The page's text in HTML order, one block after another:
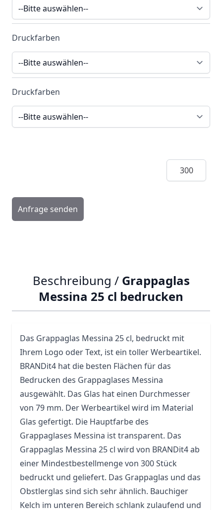
Druckfarben
Druckfarben
Menge
Anfrage senden
Beschreibung / Grappaglas
Messina 25 cl bedrucken
Das Grappaglas Messina 25 cl, bedruckt mit
Ihrem Logo oder Text, ist ein toller Werbeartikel.
BRANDit4 hat die besten Flächen für das
Bedrucken des Grappaglases Messina
ausgewählt. Das Glas hat einen Durchmesser
von 79 mm. Der Werbeartikel wird im Material
Glas gefertigt. Die Hauptfarbe des
Grappaglases Messina ist transparent. Das
Grappaglas Messina 25 cl wird von BRANDit4 ab
einer Mindestbestellmenge von 300 Stück
bedruckt und geliefert. Das Grappaglas und das
Obstlerglas sind sich sehr ähnlich. Bauchiger
Kelch im unteren Bereich schlank zulaufend und